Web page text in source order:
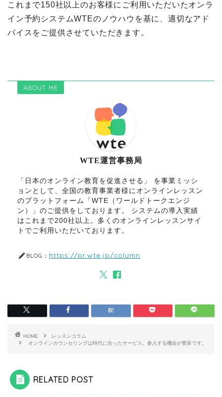
これまで150社以上のお客様にご利用いただいたオンラ
イン予約システムWTEのノウハウを基に、適切なアド
バイスをご提供させていただきます。
ABOUT ME
WTE運営事務局
「日本のオンライン教育を促進させる」 を事業ミッシ
ョンとして、全国の教育事業者様にオンラインレッスン
のプラットフォーム「WTE（ワールドトークエンジ
ン）」のご提供をしております。 システムの導入実績
はこれまで200社以上。多くのオンラインレッスンサイ
トでご利用いただいております。
BLOG： https://pr.wte.jp/column
HOME
レッスンコラム
オンラインカウンセリングは時代に合ったサービス。参入する機会が豊富です。
RELATED POST